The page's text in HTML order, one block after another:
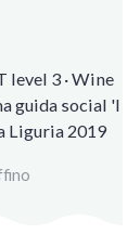
level 3 · Wine
guida social 'I
Liguria 2019